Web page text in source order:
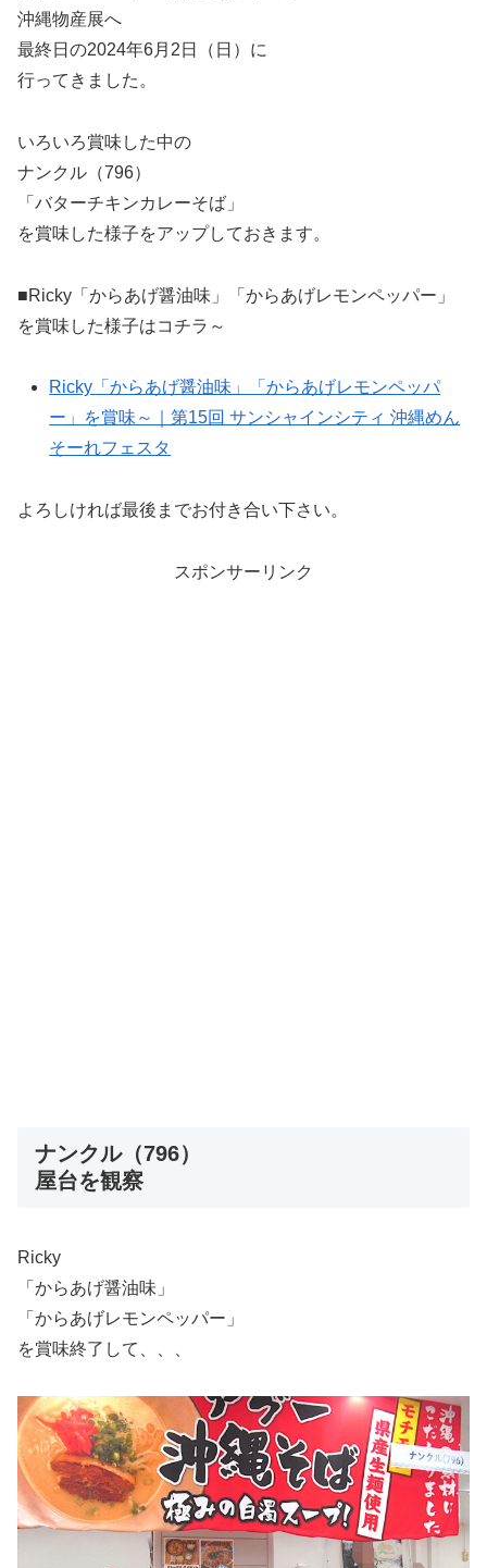
沖縄物産展へ
最終日の2024年6月2日（日）に
行ってきました。
いろいろ賞味した中の
ナンクル（796）
「バターチキンカレーそば」
を賞味した様子をアップしておきます。
■Ricky「からあげ醤油味」「からあげレモンペッパー」
を賞味した様子はコチラ～
Ricky「からあげ醤油味」「からあげレモンペッパ
ー」を賞味～｜第15回 サンシャインシティ 沖縄めん
そーれフェスタ
よろしければ最後までお付き合い下さい。
スポンサーリンク
ナンクル（796）
屋台を観察
Ricky
「からあげ醤油味」
「からあげレモンペッパー」
を賞味終了して、、、